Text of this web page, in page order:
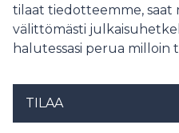
tilaat tiedotteemme, saat
välittömästi
halutessasi perua milloin
TILAA